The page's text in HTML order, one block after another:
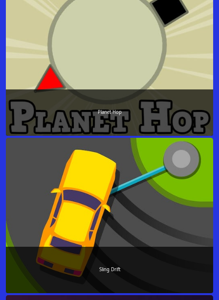
Planet Hop
Sling Drift